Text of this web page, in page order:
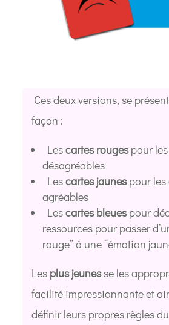
Cesdeux versions, se
façon :
Lescartes rougespour
désagréables
Lescartes jaunespour les
agréables
Lescartes bleuespour
ressources pour passer
rouge” à une “émotion
Les plus jeunesse les
facilité impressionnante et
définir leurs propres règles du